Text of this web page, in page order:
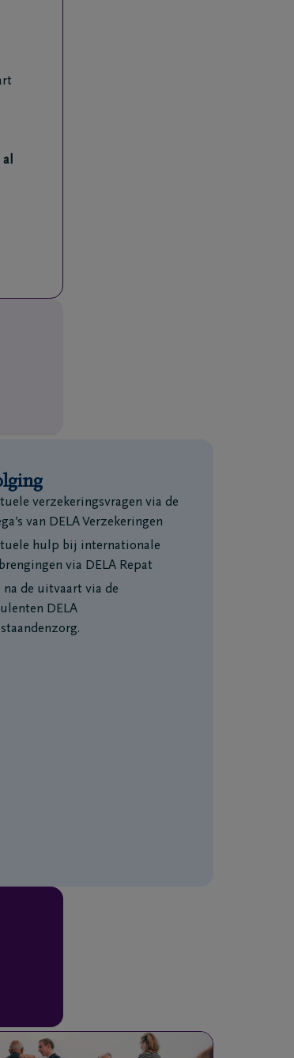
al
verzekeringsvragen via de
van DELA Verzekeringen
hulp bij internationale
via DELA Repat
de uitvaart via de
DELA